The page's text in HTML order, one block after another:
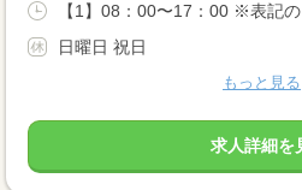
【1】08：00〜17：00 ※表記の
日曜日 祝日
もっと見る
求人詳細を